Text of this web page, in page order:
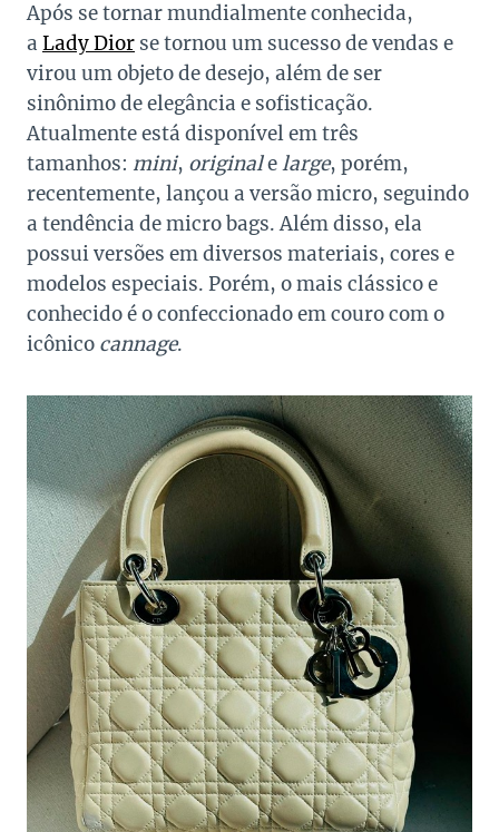
Após se tornar mundialmente conhecida,
a Lady Dior se tornou um sucesso de vendas e
virou um objeto de desejo, além de ser
sinônimo de elegância e sofisticação.
Atualmente está disponível em três
tamanhos: mini, originalelarge, porém,
recentemente, lançou a versão micro, seguindo
a tendência de micro bags. Além disso, ela
possui versões em diversos materiais, cores e
modelos especiais. Porém, o mais clássico e
conhecido é o confeccionado em couro com o
icônico cannage.